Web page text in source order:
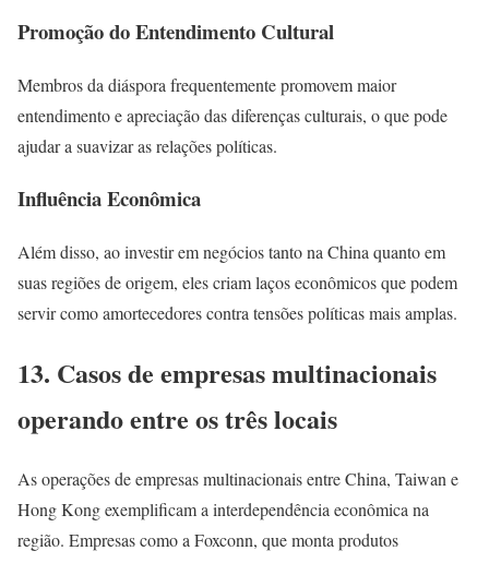
Promoção do Entendimento Cultural
Membros da diáspora frequentemente promovem maior
entendimento e apreciação das diferenças culturais, o que pode
ajudar a suavizar as relações políticas.
Influência Econômica
Além disso, ao investir em negócios tanto na China quanto em
suas regiões de origem, eles criam laços econômicos que podem
servir como amortecedores contra tensões políticas mais amplas.
13. Casos de empresas multinacionais
operando entre os três locais
As operações de empresas multinacionais entre China, Taiwan e
Hong Kong exemplificam a interdependência econômica na
região. Empresas como a Foxconn, que monta produtos